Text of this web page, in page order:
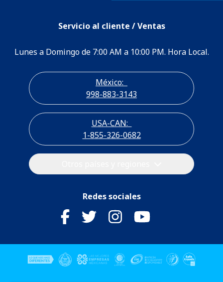
Servicio al cliente / Ventas
Lunes a Domingo de 7:00 AM a 10:00 PM. Hora Local.
México:
998-883-3143
USA-CAN:
1-855-326-0682
Redes sociales